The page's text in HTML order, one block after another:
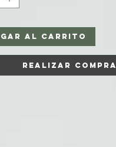
al carrito
Realizar compra